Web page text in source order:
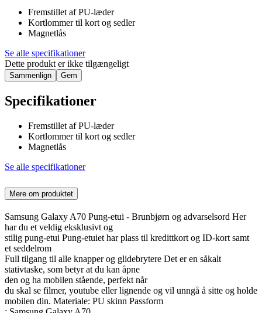
Fremstillet af PU-læder
Kortlommer til kort og sedler
Magnetlås
Se alle specifikationer
Dette produkt er ikke tilgængeligt
Sammenlign Gem
Specifikationer
Fremstillet af PU-læder
Kortlommer til kort og sedler
Magnetlås
Se alle specifikationer
Mere om produktet
Samsung Galaxy A70 Pung-etui - Brunbjørn og advarselsord Her
har du et veldig eksklusivt og
stilig pung-etui Pung-etuiet har plass til kredittkort og ID-kort samt
et seddelrom
Full tilgang til alle knapper og glidebrytere Det er en såkalt
stativtaske, som betyr at du kan åpne
den og ha mobilen stående, perfekt når
du skal se filmer, youtube eller lignende og vil unngå å sitte og holde
mobilen din. Materiale: PU skinn Passform